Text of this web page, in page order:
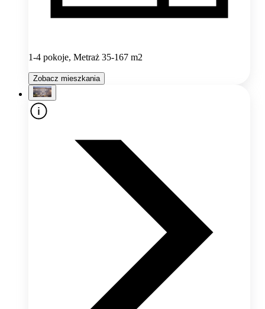
1-4 pokoje, Metraż 35-167 m2
Zobacz mieszkania